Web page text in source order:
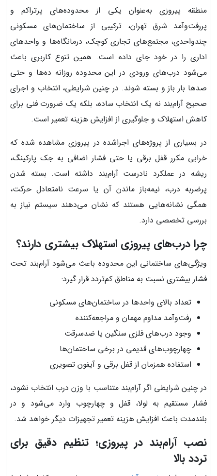
منطقه پیروزی به‌عنوان یکی از محدوده‌های پرتراکم و
پررفت‌وآمد شرق تهران، ترکیبی از ساختمان‌های مسکونی
چندواحدی، مجتمع‌های تجاری کوچک، درمانگاه‌ها و واحدهای
اداری را در خود جای داده است. همین تنوع کاربری باعث
می‌شود درب‌های ورودی در این محدوده روزانه ده‌ها و حتی
صدها بار باز و بسته شوند. در چنین شرایطی، انتخاب و اجرای
صحیح آرام‌بند نه یک انتخاب ساده، بلکه یک ضرورت فنی برای
کاهش استهلاک و جلوگیری از افزایش هزینه تعمیر است.
در بسیاری از پروژه‌های اجراشده در پیروزی مشاهده شده که
خرابی مکرر قفل برقی یا حتی فشار اضافی به جک پارکینگ،
ریشه در عملکرد نادرست آرام‌بند داشته است. بسته شدن
پرضربه درب، نیمه‌باز ماندن آن یا سرعت نامتعادل حرکت،
همگی نشانه‌هایی هستند که نشان می‌دهند سیستم نیاز به
بررسی تخصصی دارد.
چرا درب‌های پیروزی استهلاک بیشتری دارند؟
ویژگی‌های ساختمانی این محدوده باعث می‌شود آرام‌بند تحت
فشار بیشتری نسبت به مناطق کم‌تردد قرار گیرد:
تعداد بالای واحدها در ساختمان‌های مسکونی
رفت‌وآمد مداوم مهمان و مراجعه‌کننده
وجود درب‌های فلزی سنگین یا ضدسرقت
چهارچوب‌های قدیمی در برخی ساختمان‌ها
استفاده همزمان از قفل برقی و آیفون تصویری
در چنین شرایطی اگر آرام‌بند متناسب با وزن درب انتخاب نشود،
فشار مستقیم به لولا، قفل و چهارچوب وارد می‌شود و در
بلندمدت باعث افزایش هزینه تعمیر تجهیزات دیگر خواهد شد.
نصب آرام‌بند در پیروزی؛ تنظیم دقیق برای
تردد بالا